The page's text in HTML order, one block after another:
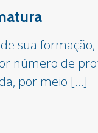
sua formação,
número de
por meio […]